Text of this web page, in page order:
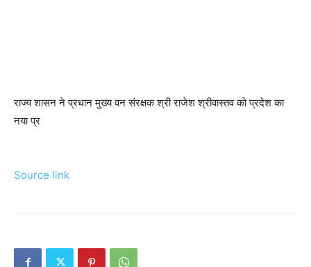
राज्य शासन ने प्रधान मुख्य वन संरक्षक श्री राजेश श्रीवास्तव को प्रदेश का
नया प्र
Source link